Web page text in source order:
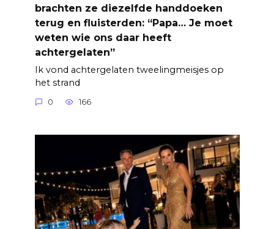
brachten ze diezelfde handdoeken
terug en fluisterden: “Papa… Je moet
weten wie ons daar heeft
achtergelaten”
Ik vond achtergelaten tweelingmeisjes op
het strand
0 166